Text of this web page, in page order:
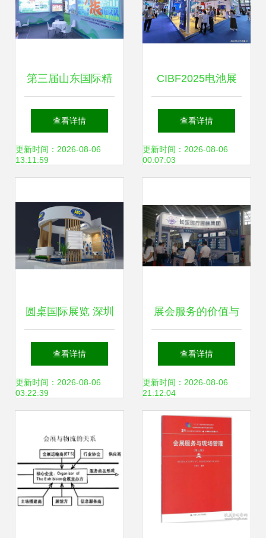
第三届山东国际精
品旅游产业博览会
盛大开幕，文旅融
查看详情
更新时间：2026-08-06
13:11:59
CIBF2025电池展
展台搭建 定制化服
务，满足您的独特
查看详情
更新时间：2026-08-06
00:07:03
圆桌国际展览 深圳
展会搭建与专业会
展服务的领军者
查看详情
更新时间：2026-08-06
03:22:39
展会服务的价值与
实操指南
查看详情
更新时间：2026-08-06
21:12:04